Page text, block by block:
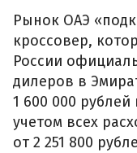
Рынок ОАЭ
кроссовер,
России
дилеров в
1 600 000 рублей
учетом всех
от 2 251 800